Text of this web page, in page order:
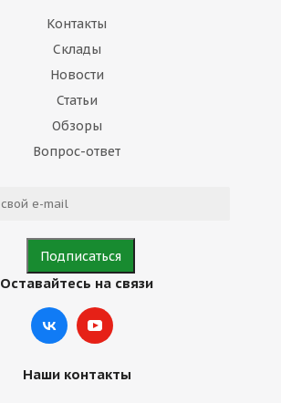
Контакты
Склады
Новости
Статьи
Обзоры
Вопрос-ответ
Оставайтесь на связи
Наши контакты